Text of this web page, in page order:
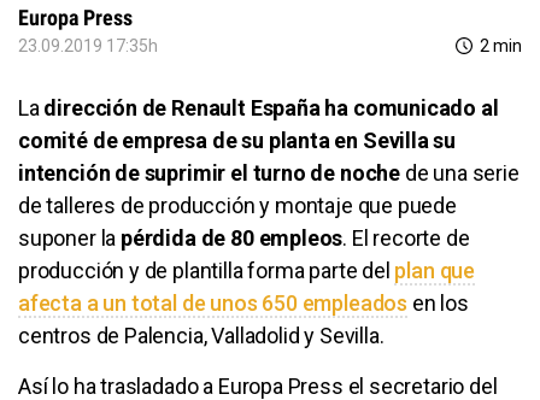
Europa Press
23.09.2019 17:35h 2 min
La dirección de Renault España ha comunicado al
comité de empresa de su planta en Sevilla su
intención de suprimir el turno de nochede una serie
de talleres de producción y montaje que puede
suponer la pérdida de 80 empleos. El recorte de
producción y de plantilla forma parte del plan que
afecta a un total de unos 650 empleados en los
centros de Palencia, Valladolid y Sevilla.
Así lo ha trasladado a Europa Press el secretario del